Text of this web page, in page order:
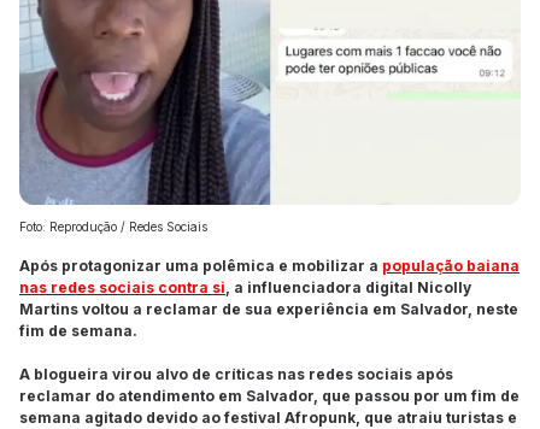
Foto: Reprodução / Redes Sociais
Após protagonizar uma polêmica e mobilizar a população baiana
nas redes sociais contra si, a influenciadora digital Nicolly
Martins voltou a reclamar de sua experiência em Salvador, neste
fim de semana.
A blogueira virou alvo de críticas nas redes sociais após
reclamar do atendimento em Salvador, que passou por um fim de
semana agitado devido ao festival Afropunk, que atraiu turistas e